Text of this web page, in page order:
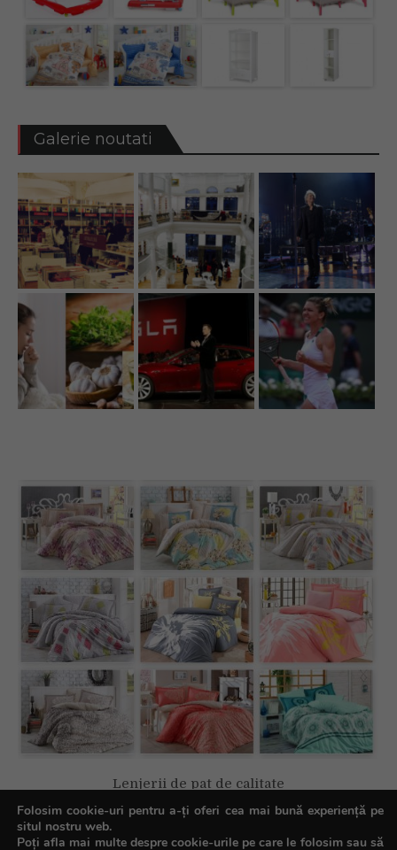
Galerie noutati
Lenjerii de pat de calitate
Folosim cookie-uri pentru a-ți oferi cea mai bună experiență pe
situl nostru web.
Poți afla mai multe despre cookie-urile pe care le folosim sau să